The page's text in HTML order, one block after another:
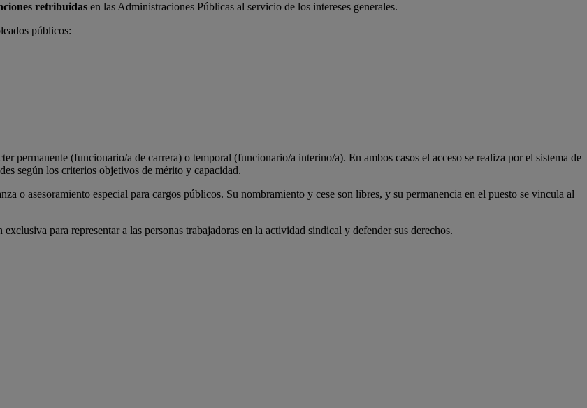
retribuidas en las Administraciones Públicas al servicio de los intereses generales.
públicos:
permanente (funcionario/a de carrera) o temporal (funcionario/a interino/a). En ambos casos el acceso se realiza por el sistema de
según los criterios objetivos de mérito y capacidad.
o asesoramiento especial para cargos públicos. Su nombramiento y cese son libres, y su permanencia en el puesto se vincula al
para representar a las personas trabajadoras en la actividad sindical y defender sus derechos.